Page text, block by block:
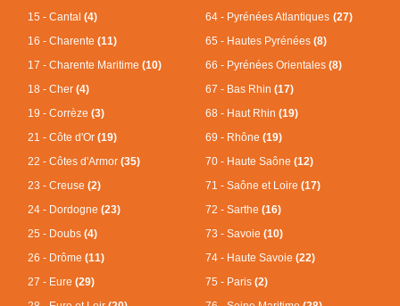
15 - Cantal(4)
16 - Charente(11)
17 - Charente Maritime(10)
18 - Cher(4)
19 - Corrèze(3)
21 - Côte d'Or(19)
22 - Côtes d'Armor(35)
23 - Creuse(2)
24 - Dordogne(23)
25 - Doubs(4)
26 - Drôme(11)
27 - Eure(29)
64 - Pyrénées Atlantiques (27)
65 - Hautes Pyrénées (8)
66 - Pyrénées Orientales (8)
67 - Bas Rhin (17)
68 - Haut Rhin (19)
69 - Rhône (19)
70 - Haute Saône (12)
71 - Saône et Loire (17)
72 - Sarthe (16)
73 - Savoie (10)
74 - Haute Savoie (22)
75 - Paris (2)